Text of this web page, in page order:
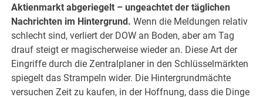
Aktienmarkt abgeriegelt – ungeachtet der täglichen
Nachrichten im Hintergrund. Wenn die Meldungen relativ
schlecht sind, verliert der DOW an Boden, aber am Tag
drauf steigt er magischerweise wieder an. Diese Art der
Eingriffe durch die Zentralplaner in den Schlüsselmärkten
spiegelt das Strampeln wider. Die Hintergrundmächte
versuchen Zeit zu kaufen, in der Hoffnung, dass die Dinge